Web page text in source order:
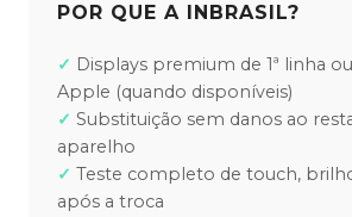
POR QUE A INBRASIL?
Displays premium de 1ª linha
Apple (quando disponíveis)
Substituição sem danos ao
aparelho
Teste completo de touch,
após a troca